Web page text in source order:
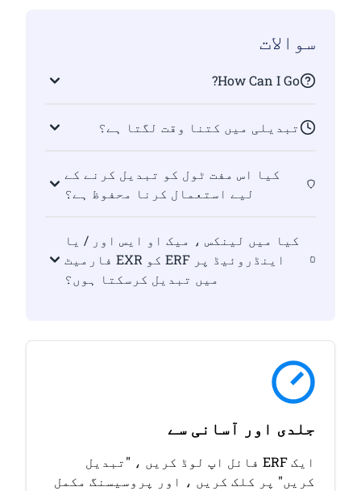
سوالات
How Can I Go?
تبدیلی میں کتنا وقت لگتا ہے؟
کیا اس مفت ٹول کو تبدیل کرنے کے
لیے استعمال کرنا محفوظ ہے؟
کیا میں لینکس ، میک او ایس اور / یا
اینڈروئیڈ پر ERF کو EXR فارمیٹ
میں تبدیل کرسکتا ہوں؟
جلدی اور آسانی سے
ایک ERF فائل اپ لوڈ کریں ، "تبدیل
کریں" پر کلک کریں ، اور پروسیسنگ مکمل